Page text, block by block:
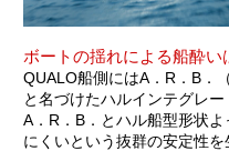
ボートの揺れによる船酔い
QUALO船側にはA．R．B．
と名づけたハルインテグレ
A．R．B．とハル船型形状
にくいという抜群の安定性